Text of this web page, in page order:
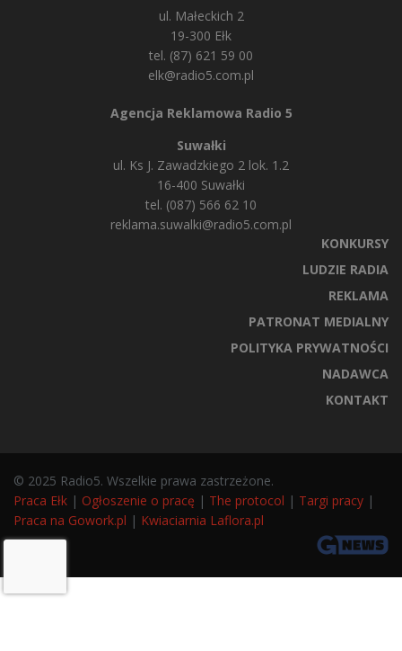
ul. Małeckich 2
19-300 Ełk
tel. (87) 621 59 00
elk@radio5.com.pl
Agencja Reklamowa Radio 5
Suwałki
ul. Ks J. Zawadzkiego 2 lok. 1.2
16-400 Suwałki
tel. (087) 566 62 10
reklama.suwalki@radio5.com.pl
KONKURSY
LUDZIE RADIA
REKLAMA
PATRONAT MEDIALNY
POLITYKA PRYWATNOŚCI
NADAWCA
KONTAKT
© 2025 Radio5. Wszelkie prawa zastrzeżone.
Praca Ełk | Ogłoszenie o pracę | The protocol | Targi pracy |
Praca na Gowork.pl | Kwiaciarnia Laflora.pl